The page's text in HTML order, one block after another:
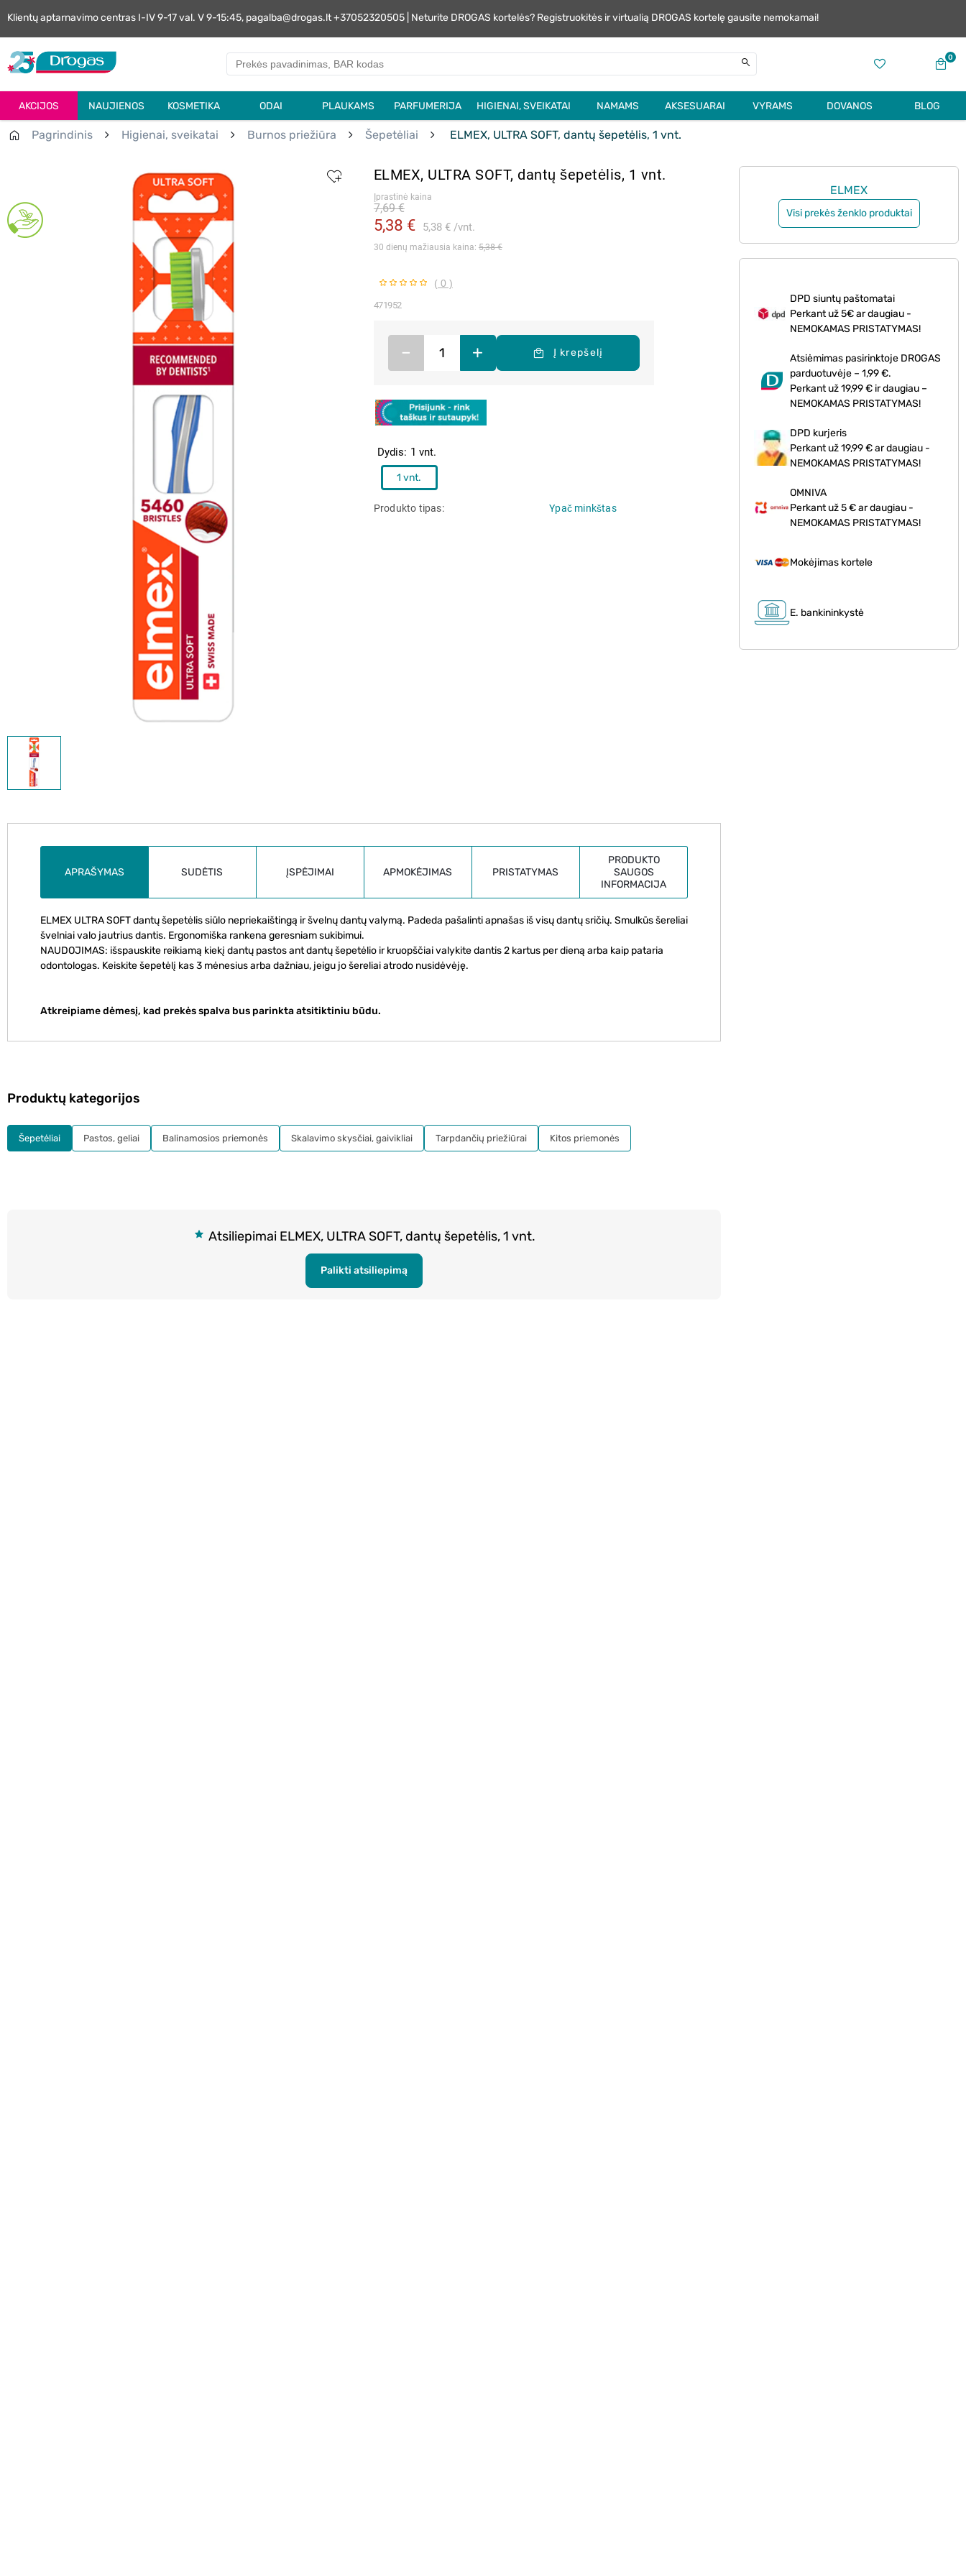
Klientų aptarnavimo centras I-IV 9-17 val. V 9-15:45, pagalba@drogas.lt +37052320505 | Neturite DROGAS kortelės? Registruokitės ir virtualią DROGAS kortelę gausite nemokamai!
0
AKCIJOS NAUJIENOS KOSMETIKA ODAI PLAUKAMS PARFUMERIJA HIGIENAI, SVEIKATAI NAMAMS AKSESUARAI VYRAMS DOVANOS BLOG
Pagrindinis Higienai, sveikatai Burnos priežiūra Šepetėliai ELMEX, ULTRA SOFT, dantų šepetėlis, 1 vnt.
ELMEX, ULTRA SOFT, dantų šepetėlis, 1 vnt.
Įprastinė kaina
5,38 € 5,38 € vnt.
7,69 €
30 dienų mažiausia kaina: 5,38 €
( 0 )
471952
Dydis 1 vnt.
1 vnt.
– + Į krepšelį
Produkto tipas Ypač minkštas
ELMEX
Visi prekės ženklo produktai
DPD siuntų paštomatai
Perkant už 5€ ar daugiau -
NEMOKAMAS PRISTATYMAS!
Atsiėmimas pasirinktoje DROGAS
parduotuvėje – 1,99 €.
Perkant už 19,99 € ir daugiau –
NEMOKAMAS PRISTATYMAS!
DPD kurjeris
Perkant už 19,99 € ar daugiau -
NEMOKAMAS PRISTATYMAS!
OMNIVA
Perkant už 5 € ar daugiau -
NEMOKAMAS PRISTATYMAS!
Mokėjimas kortele
E. bankininkystė
APRAŠYMAS SUDĖTIS ĮSPĖJIMAI APMOKĖJIMAS PRISTATYMAS
PRODUKTO
SAUGOS
INFORMACIJA
ELMEX ULTRA SOFT dantų šepetėlis siūlo nepriekaištingą ir švelnų dantų valymą. Padeda pašalinti apnašas iš visų dantų sričių. Smulkūs šereliai
švelniai valo jautrius dantis. Ergonomiška rankena geresniam sukibimui.
NAUDOJIMAS: išspauskite reikiamą kiekį dantų pastos ant dantų šepetėlio ir kruopščiai valykite dantis 2 kartus per dieną arba kaip pataria
odontologas. Keiskite šepetėlį kas 3 mėnesius arba dažniau, jeigu jo šereliai atrodo nusidėvėję.
Atkreipiame dėmesį, kad prekės spalva bus parinkta atsitiktiniu būdu.
Atsiliepimai ELMEX, ULTRA SOFT, dantų šepetėlis, 1 vnt.
Palikti atsiliepimą
Produktų kategorijos
Šepetėliai Pastos, geliai Balinamosios priemonės Skalavimo skysčiai, gaivikliai Tarpdančių priežiūrai Kitos priemonės